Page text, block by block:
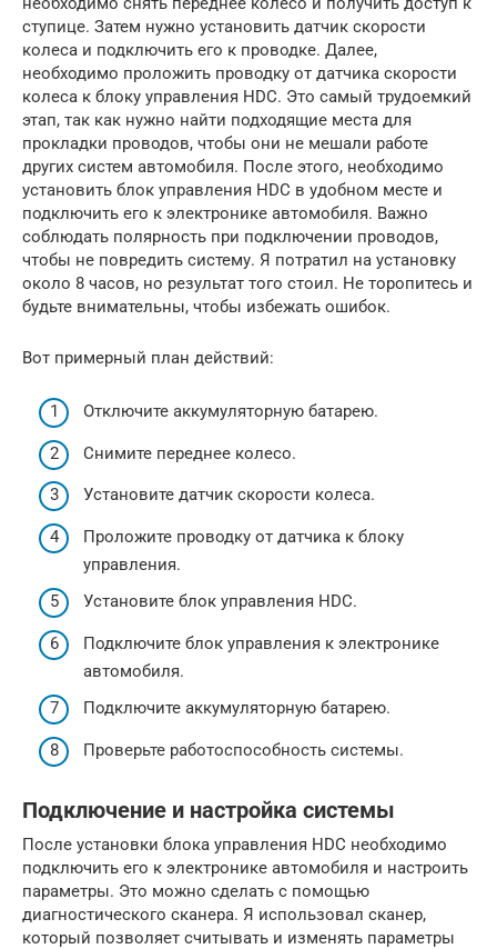
ступице. Затем нужно установить датчик скорости
колеса и подключить его к проводке. Далее,
необходимо проложить проводку от датчика скорости
колеса к блоку управления HDC. Это самый трудоемкий
этап, так как нужно найти подходящие места для
прокладки проводов, чтобы они не мешали работе
других систем автомобиля. После этого, необходимо
установить блок управления HDC в удобном месте и
подключить его к электронике автомобиля. Важно
соблюдать полярность при подключении проводов,
чтобы не повредить систему. Я потратил на установку
около 8 часов, но результат того стоил. Не торопитесь и
будьте внимательны, чтобы избежать ошибок.
Вот примерный план действий:
Отключите аккумуляторную батарею.
Снимите переднее колесо.
Установите датчик скорости колеса.
Проложите проводку от датчика к блоку
управления.
Установите блок управления HDC.
Подключите блок управления к электронике
автомобиля.
Подключите аккумуляторную батарею.
Проверьте работоспособность системы.
Подключение и настройка системы
После установки блока управления HDC необходимо
подключить его к электронике автомобиля и настроить
параметры. Это можно сделать с помощью
диагностического сканера. Я использовал сканер,
который позволяет считывать и изменять параметры